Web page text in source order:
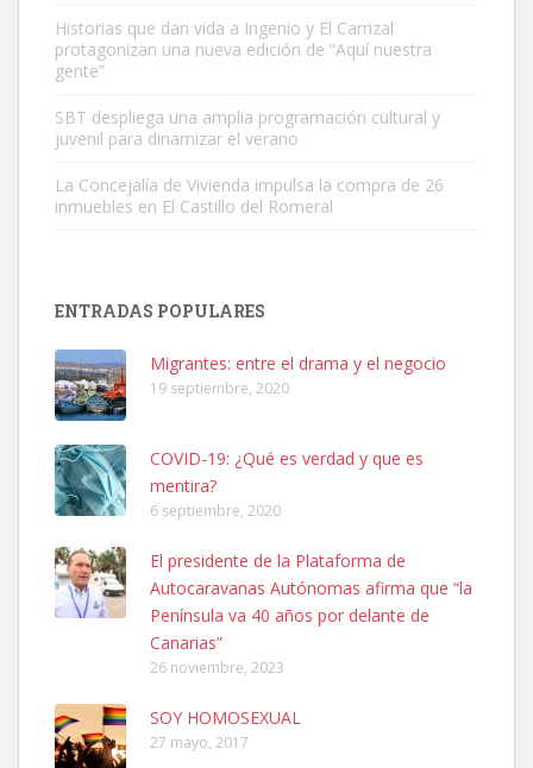
Este gato macho ha aparecido en la calle hace menos de un mes,
es muy manso y extremadamente cari...
Leales.org » Gran Canaria
Leales.org » Gran Canaria
SHIBA PERDIDO AVDA JOSE MESA Y LOPEZ
PERRO MACHO RAZA SHIBA CON MICROCHIP PERDIDO HOY
06/07/2025 ZONA MESA Y LOPEZ. ES MUY ASUSTADIZO
Leales.org » Gran Canaria
6.7.2025
Historias que dan vida a Ingenio y El Carrizal
protagonizan una nueva edición de “Aquí nuestra
gente”
SBT despliega una amplia programación cultural y
juvenil para dinamizar el verano
La Concejalía de Vivienda impulsa la compra de 26
inmuebles en El Castillo del Romeral
ENTRADAS POPULARES
Migrantes: entre el drama y el negocio
19 septiembre, 2020
COVID-19: ¿Qué es verdad y que es
mentira?
6 septiembre, 2020
El presidente de la Plataforma de
Autocaravanas Autónomas afirma que “la
Península va 40 años por delante de
Canarias”
26 noviembre, 2023
SOY HOMOSEXUAL
27 mayo, 2017